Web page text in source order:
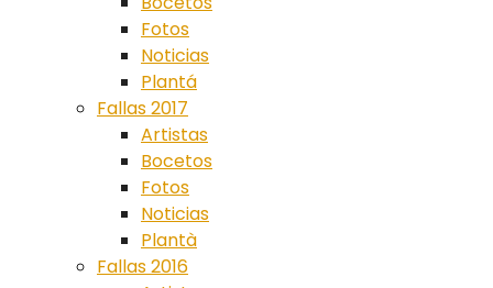
Fotos
Noticias
Plantá
Fallas 2017
Artistas
Bocetos
Fotos
Noticias
Plantà
Fallas 2016